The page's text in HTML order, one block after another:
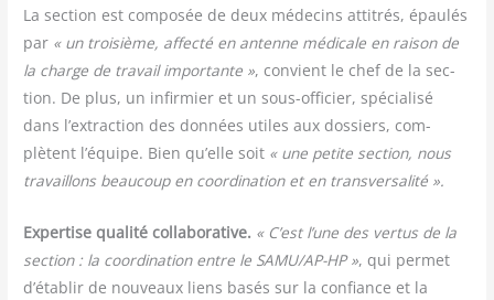
La sec­tion est com­po­sée de deux méde­cins atti­trés, épau­lés
par « un troi­sième, affec­té en antenne médi­cale en rai­son de
la charge de tra­vail impor­tante », convient le chef de la sec­
tion. De plus, un infir­mier et un sous-offi­cier, spé­cia­li­sé
dans l’extraction des don­nées utiles aux dos­siers, com­
plètent l’équipe. Bien qu’elle soit « une petite sec­tion, nous
tra­vaillons beau­coup en coor­di­na­tion et en transversalité ».
Exper­tise qua­li­té col­la­bo­ra­tive. « C’est l’une des ver­tus de la
sec­tion : la coor­di­na­tion entre le SAMU/AP-HP », qui per­met
d’établir de nou­veaux liens basés sur la confiance et la